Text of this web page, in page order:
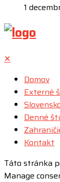
1
✕
Domov
Externé
Denné
Kontakt
Táto stránka
Manage